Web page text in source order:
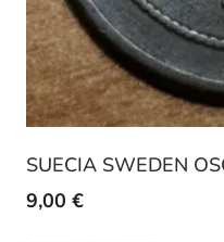
SUECIA SWEDEN
9,00 €